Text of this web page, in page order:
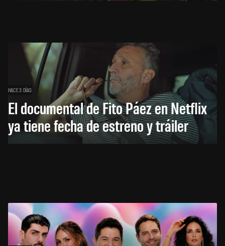
HACE 3 DÍAS
El documental de Fito Páez en Netflix
ya tiene fecha de estreno y tráiler